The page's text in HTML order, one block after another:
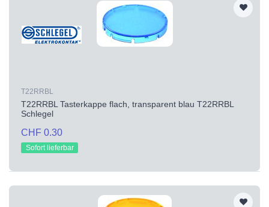
T22RRBL
T22RRBL Tasterkappe flach, transparent blau T22RRBL
Schlegel
CHF 0.30
Sofort lieferbar